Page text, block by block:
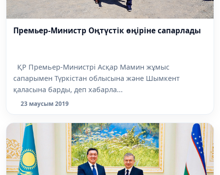
Премьер-Министр Оңтүстік өңіріне сапарлады
ҚР Премьер-Министрі Асқар Мамин жұмыс
сапарымен Түркістан облысына және Шымкент
қаласына барды, деп хабарла...
23 маусым 2019